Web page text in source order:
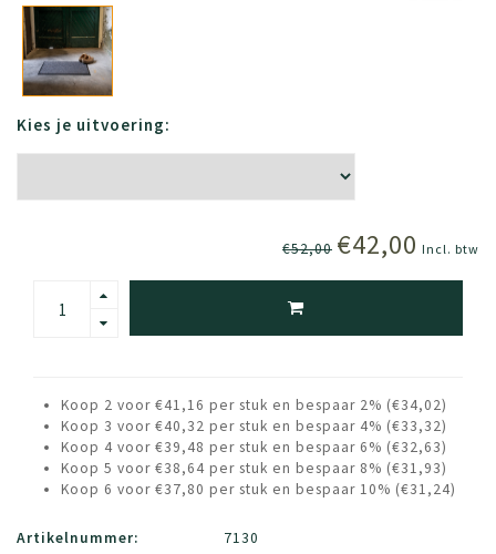
Kies je uitvoering:
€52,00 €42,00 Incl. btw
Koop 2 voor €41,16 per stuk en bespaar 2% (€34,02)
Koop 3 voor €40,32 per stuk en bespaar 4% (€33,32)
Koop 4 voor €39,48 per stuk en bespaar 6% (€32,63)
Koop 5 voor €38,64 per stuk en bespaar 8% (€31,93)
Koop 6 voor €37,80 per stuk en bespaar 10% (€31,24)
Artikelnummer:
7130